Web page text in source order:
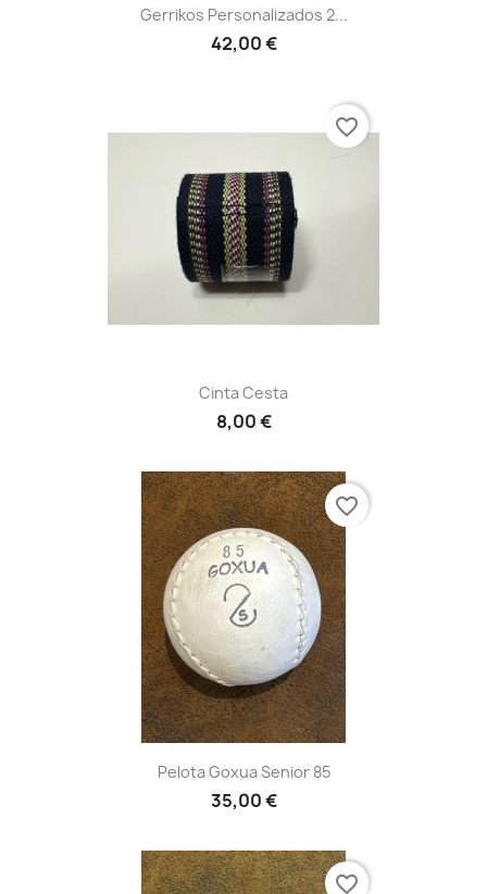
Gerrikos Personalizados 2...
42,00 €
Cinta Cesta
8,00 €
favorite_border
Pelota Goxua Senior 85
35,00 €
favorite_border
favorite_border